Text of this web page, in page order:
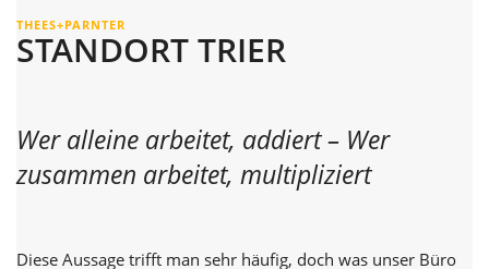
THEES+PARNTER
STANDORT TRIER
Wer alleine arbeitet, addiert – Wer
zusammen arbeitet, multipliziert
Diese Aussage trifft man sehr häufig, doch was unser Büro